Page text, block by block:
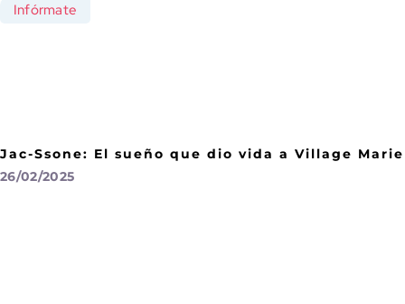
Jac-Ssone: El sueño que dio vida a Village Marie
26/02/2025
Infórmate